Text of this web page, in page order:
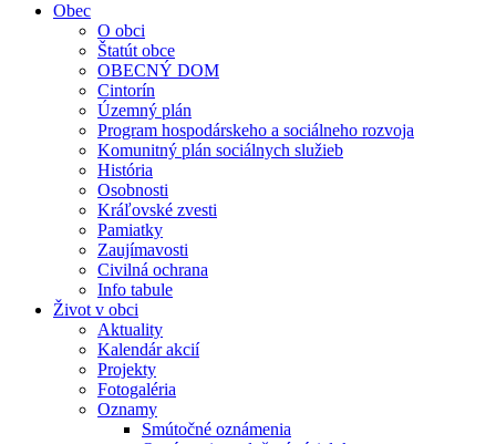
Obec
O obci
Štatút obce
OBECNÝ DOM
Cintorín
Územný plán
Program hospodárskeho a sociálneho rozvoja
Komunitný plán sociálnych služieb
História
Osobnosti
Kráľovské zvesti
Pamiatky
Zaujímavosti
Civilná ochrana
Info tabule
Život v obci
Aktuality
Kalendár akcií
Projekty
Fotogaléria
Oznamy
Smútočné oznámenia